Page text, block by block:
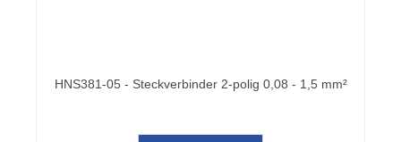
HNS381-05 - Steckverbinder 2-polig 0,08 - 1,5 mm²